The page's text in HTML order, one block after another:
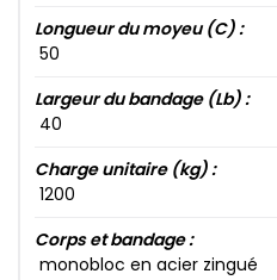
Longueur du moyeu (C) :
50​
Largeur du bandage (Lb) :
40​
Charge unitaire (kg) :
1200​
Corps et bandage :
monobloc en acier zingué